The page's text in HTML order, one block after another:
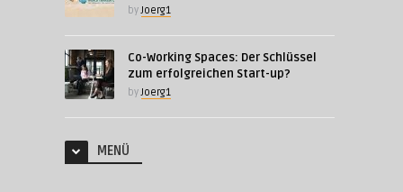
byJoerg1
Co-Working Spaces: Der Schlüssel
zum erfolgreichen Start-up?
byJoerg1
MENÜ